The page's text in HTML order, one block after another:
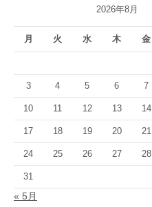
2026年8月
月 火 水 木 金
3 4 5 6 7
10 11 12 13 14
17 18 19 20 21
24 25 26 27 28
31
« 5月